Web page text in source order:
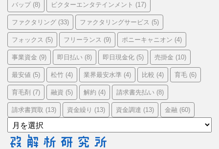
バップ(8) ビクターエンタテインメント (17)
ファクタリング (33) ファクタリングサービス (5)
フォックス (5) フリーランス (9) ポニーキャニオン (4)
事業資金 (9) 即日払い (8) 即日現金化 (5) 売掛金 (10)
最安値 (5) 松竹 (4) 業界最安水準 (4) 比較 (4) 育毛 (6)
育毛剤 (7) 融資 (5) 解約 (4) 請求書先払い (8)
請求書買取 (13) 資金繰り (13) 資金調達 (13) 金融 (60)
ア
ー
カ